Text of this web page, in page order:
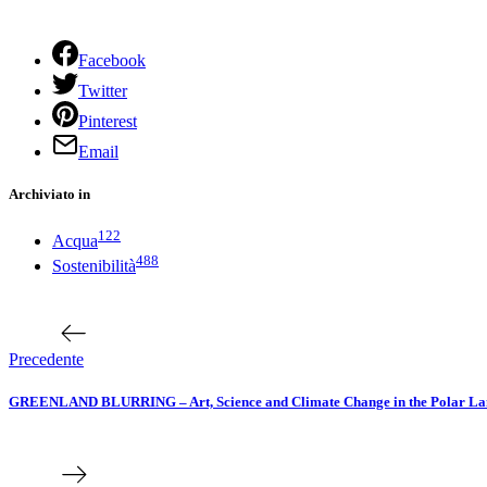
Facebook
Twitter
Pinterest
Email
Archiviato in
Acqua122
Sostenibilità488
articoli
Precedente
GREENLAND BLURRING – Art, Science and Climate Change in the Polar